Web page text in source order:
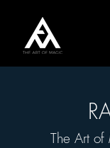
The Art